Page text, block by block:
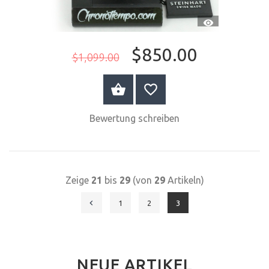
$1,099.00 $850.00
JETZT KAUFEN
Bewertung schreiben
Zeige 21 bis 29(von 29Artikeln)
1 2 3
NEUE ARTIKEL